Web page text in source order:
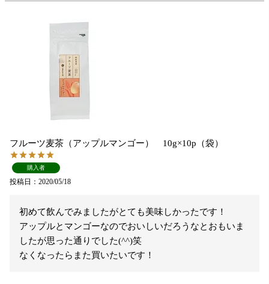
フルーツ麦茶（アップルマンゴー） 10g×10p（袋）
購入者
投稿日 2020/05/18
初めて飲んでみましたがとても美味しかったです！
アップルとマンゴーなのでおいしいだろうなとおもいま
したが思った通りでした(^^)笑
なくなったらまた買いたいです！